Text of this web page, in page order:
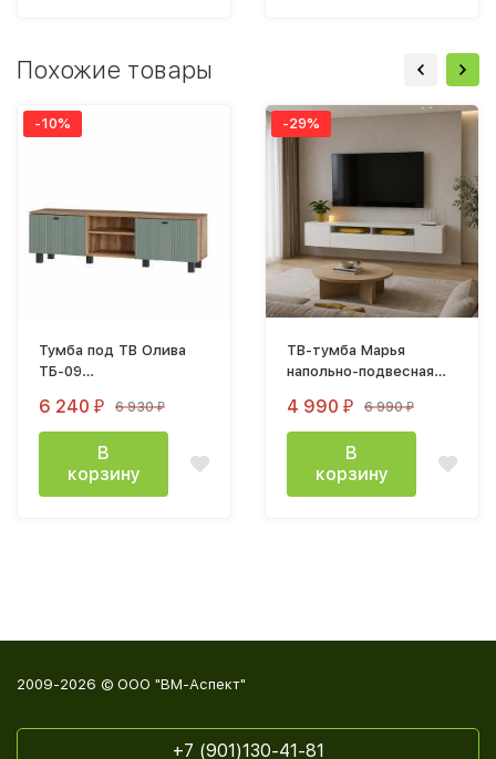
Похожие товары
-10%
Тумба под ТВ Олива
ТБ-09
каньон / мдф MF12
эвкалипт софт
6 240 ₽ 6 930₽
В
корзину
-29%
ТВ-тумба Марья
напольно-подвесная
4 990 ₽ 6 990₽
В
корзину
2009-2026 © ООО "ВМ-Аспект"
+7 (901)130-41-81